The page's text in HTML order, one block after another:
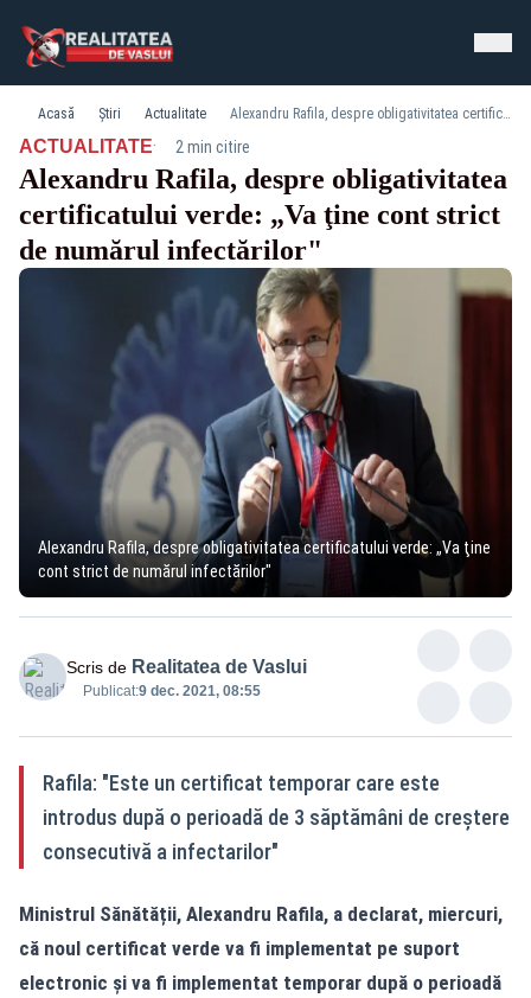
Acasă Știri Actualitate Alexandru Rafila, despre obligativitatea certificatului verde: „Va ţine cont strict de numărul infectărilor"
ACTUALITATE· 2 min citire
Alexandru Rafila, despre obligativitatea
certificatului verde: „Va ţine cont strict
de numărul infectărilor"
Alexandru Rafila, despre obligativitatea certificatului verde: „Va ţine
cont strict de numărul infectărilor"
Scris de Realitatea de Vaslui
Publicat:9 dec. 2021, 08:55
Rafila: "Este un certificat temporar care este
introdus după o perioadă de 3 săptămâni de creștere
consecutivă a infectarilor"
Ministrul Sănătății, Alexandru Rafila, a declarat, miercuri,
că noul certificat verde va fi implementat pe suport
electronic și va fi implementat temporar după o perioadă